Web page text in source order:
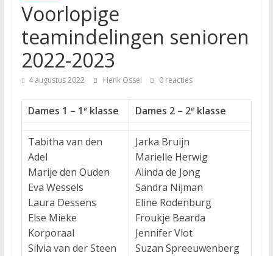
Voorlopige
teamindelingen senioren
2022-2023
4 augustus 2022 Henk Ossel 0 reacties
Dames 1 – 1 eklasse Dames 2 – 2eklasse
Tabitha van den
Adel
Marije den Ouden
Eva Wessels
Laura Dessens
Else Mieke
Korporaal
Silvia van der Steen
Jarka Bruijn
Marielle Herwig
Alinda de Jong
Sandra Nijman
Eline Rodenburg
Froukje Bearda
Jennifer Vlot
Suzan Spreeuwenberg